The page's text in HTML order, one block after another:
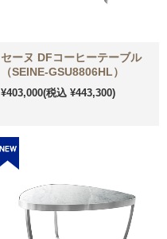
セーヌ DFコーヒーテーブル
（SEINE-GSU8806HL）
¥403,000(税込 ¥443,300)